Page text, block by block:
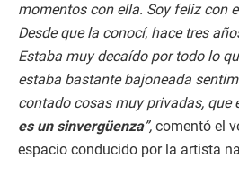
momentos con ella. Soy feliz con
Desde que la conocí, hace tres
Estaba muy decaído por todo lo
estaba bastante bajoneada
contado cosas muy privadas, que
es un sinvergüenza”, comentó el
espacio conducido por la artista